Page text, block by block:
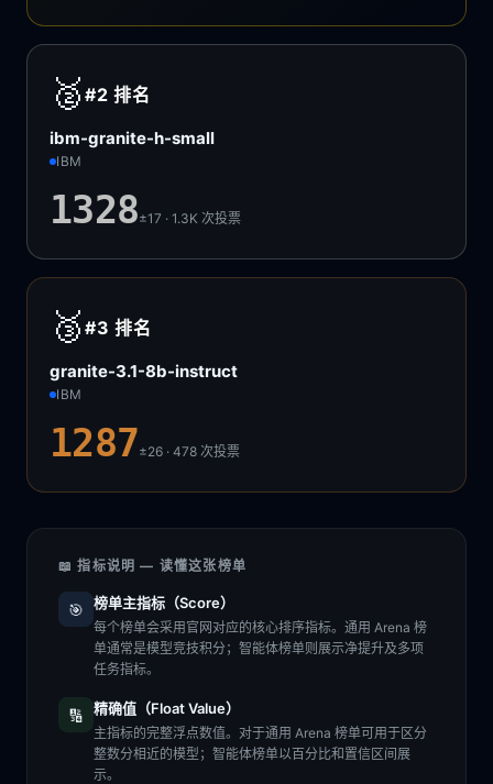
🥈 #2排名
ibm-granite-h-small
IBM
1328±17 · 1.3K次投票
🥉 #3排名
granite-3.1-8b-instruct
IBM
1287±26 · 478次投票
📖 指标说明 — 读懂这张榜单
🎯 榜单主指标（Score）
每个榜单会采用官网对应的核心排序指标。通用 Arena 榜
单通常是模型竞技积分；智能体榜单则展示净提升及多项
任务指标。
🔢 精确值（Float Value）
主指标的完整浮点数值。对于通用 Arena 榜单可用于区分
整数分相近的模型；智能体榜单以百分比和置信区间展
示。